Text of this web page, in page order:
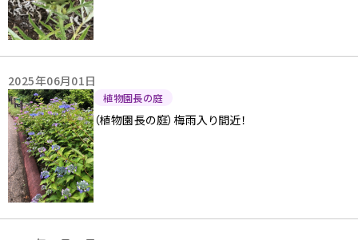
2025年06月01日
植物園長の庭
（植物園長の庭）梅雨入り間近！